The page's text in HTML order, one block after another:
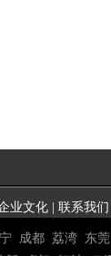
业文化| 联系我们
成都 荔湾 东莞